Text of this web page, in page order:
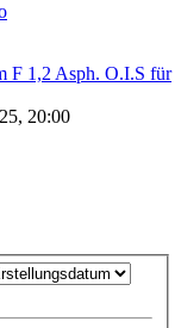
F 1,2 Asph. O.I.S für
20:00